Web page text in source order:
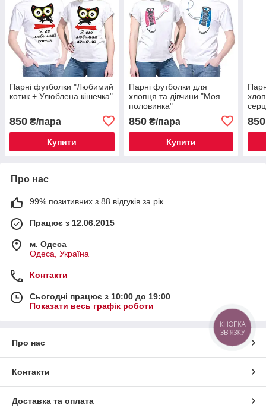
Парні футболки "Любимий
котик + Улюблена кішечка"
850 ₴/пара
Купити
Парні футболки для
хлопця та дівчини "Моя
половинка"
850₴/пара
Купити
850
Про нас
99% позитивних з 88 відгуків за рік
Працює з 12.06.2015
м. Одеса
Одеса, Україна
Контакти
Сьогодні працює з 10:00 до 19:00
Показати весь графік роботи
Про нас
Контакти
Доставка та оплата
КНОПКА
ЗВ'ЯЗКУ